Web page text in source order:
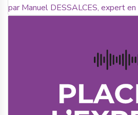
par Manuel DESSALCES, expert